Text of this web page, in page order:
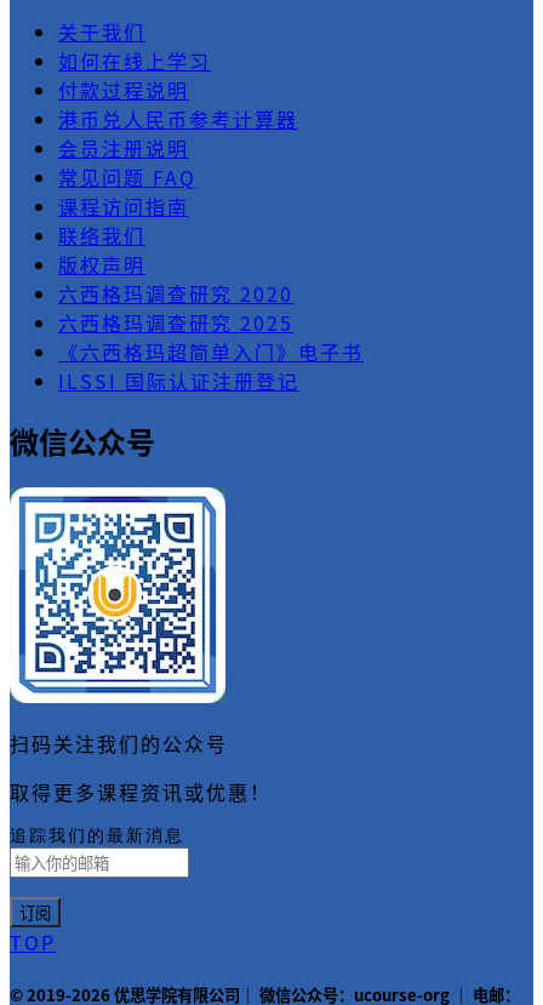
关于我们
如何在线上学习
付款过程说明
港币兑人民币参考计算器
会员注册说明
常见问题 FAQ
课程访问指南
联络我们
版权声明
六西格玛调查研究 2020
六西格玛调查研究 2025
《六西格玛超简单入门》电子书
ILSSI 国际认证注册登记
微信公众号
扫码关注我们的公众号
取得更多课程资讯或优惠！
追踪我们的最新消息
TOP
© 2019-2026 优思学院有限公司｜ 微信公众号：ucourse-org ｜ 电邮：